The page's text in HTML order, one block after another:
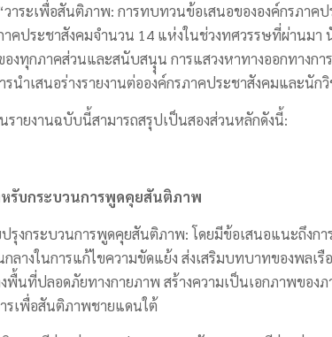
ระเพื่อสันติภาพ: การทบทวนข้อเสนอขององค์กรภาค
าคประชาสังคมจำนวน 14 แห่งในช่วงทศวรรษที่ผ่านมา
องทุกภาคส่วนและสนับสนุุน การแสวงหาทางออกทางก
รนำเสนอร่างรายงานต่อองค์กรภาคประชาสังคมและนั
รายงานฉบับนี้สามารถสรุปเป็นสองส่วนหลักดังนี้:
หรับกระบวนการพูดคุยสันติภาพ
รุงกระบวนการพูดคุยสันติภาพ: โดยมีข้อเสนอแนะถึง
ลางในการแก้ไขความขัดแย้ง ส่งเสริมบทบาทของพล
พื้นที่ปลอดภัยทางกายภาพ สร้างความเป็นเอกภาพขอ
รเพื่อสันติภาพชายแดนใต้